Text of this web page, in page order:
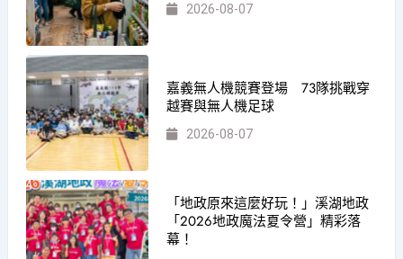
2026-08-07
嘉義無人機競賽登場 73隊挑戰穿
越賽與無人機足球
2026-08-07
「地政原來這麼好玩！」溪湖地政
「2026地政魔法夏令營」精彩落
幕！